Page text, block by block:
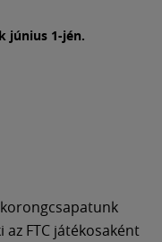
június 1-jén.
az FTC játékosaként